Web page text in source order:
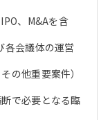
、M&Aを含
各会議体の運営
の他重要案件）
で必要となる臨